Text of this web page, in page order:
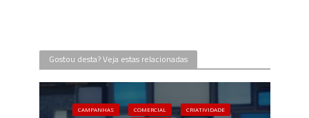
Gostou desta? Veja estas relacionadas
CAMPANHAS COMERCIAL
CRIATIVIDADE